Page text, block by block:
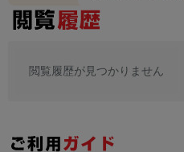
閲覧履歴が見つかりません